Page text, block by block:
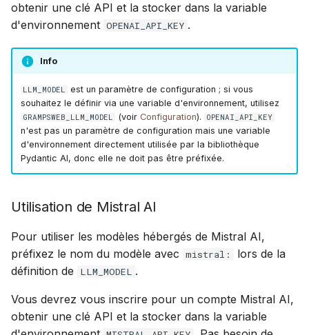
obtenir une clé API et la stocker dans la variable
d'environnement OPENAI_API_KEY .
Info
LLM_MODEL
est un paramètre de configuration ; si vous
souhaitez le définir via une variable d'environnement, utilisez
GRAMPSWEB_LLM_MODEL (voir Configuration). OPENAI_API_KEY
n'est pas un paramètre de configuration mais une variable
d'environnement directement utilisée par la bibliothèque
Pydantic AI, donc elle ne doit pas être préfixée.
Utilisation de Mistral AI
Pour utiliser les modèles hébergés de Mistral AI,
préfixez le nom du modèle avec mistral:
lors de la
définition de
LLM_MODEL .
Vous devrez vous inscrire pour un compte Mistral AI,
obtenir une clé API et la stocker dans la variable